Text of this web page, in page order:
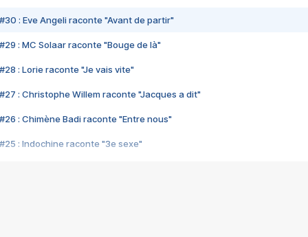
#30 : Eve Angeli raconte "Avant de partir"
#29 : MC Solaar raconte "Bouge de là"
#28 : Lorie raconte "Je vais vite"
#27 : Christophe Willem raconte "Jacques a dit"
#26 : Chimène Badi raconte "Entre nous"
#25 : Indochine raconte "3e sexe"